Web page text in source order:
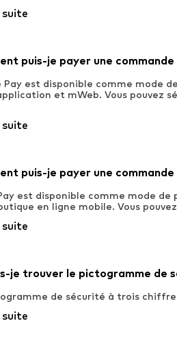
puis-je payer une
Pay est disponible comme mode
et mWeb. Vous pouvez
puis-je payer une
est disponible comme mode
en ligne mobile. Vous
je trouver le pictogramme de
de sécurité à trois